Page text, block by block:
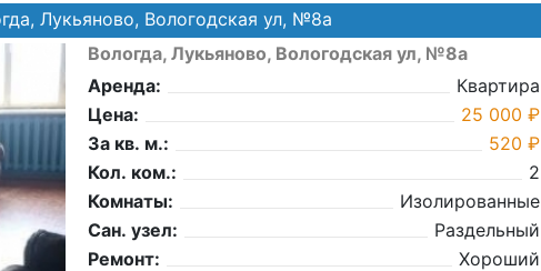
Лукьяново, Вологодская ул, №8а
Вологда, Лукьяново, Вологодская ул, №8а
Аренда:
Квартира
Цена:
25 000 ₽
За кв. м.:
520 ₽
Кол. ком.:
2
Комнаты:
Изолированные
Сан. узел:
Раздельный
Ремонт:
Хороший